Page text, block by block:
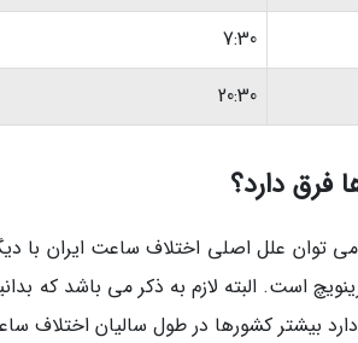
7:30
20:30
فرق دارد؟
توان علل اصلی اختلاف ساعت ایران با
است. البته لازم به ذکر می باشد که
بیشتر کشورها در طول سالیان اختلاف